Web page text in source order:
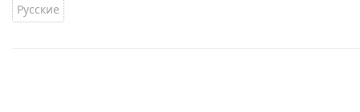
Русские